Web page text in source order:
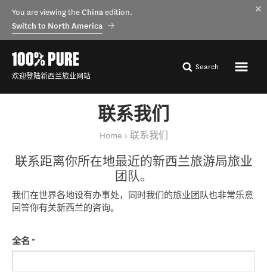
You are viewing theChinaedition.
Switch to North America
欢迎登陆新西兰旅业网站
Search
联系我们
Home 联系我们
联系距离你所在地最近的新西兰旅游局旅业
团队。
我们在世界各地设有办事处，同时我们的旅业团队也非常乐意
回答你有关新西兰的咨询。
全名 *